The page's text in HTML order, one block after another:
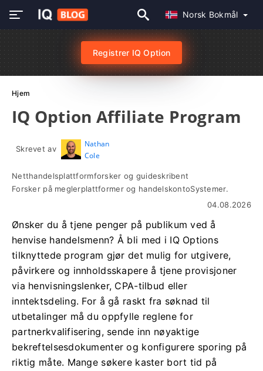
Norsk Bokmål
Registrer IQ Option
Hjem
IQ Option Affiliate Program
Skrevet av
Nathan
Cole
Netthandelsplattformforsker og guideskribent
Forsker på meglerplattformer og handelskontoSystemer.
04.08.2026
Ønsker du å tjene penger på publikum ved å
henvise handelsmenn? Å bli med i IQ Options
tilknyttede program gjør det mulig for utgivere,
påvirkere og innholdsskapere å tjene provisjoner
via henvisningslenker, CPA-tilbud eller
inntektsdeling. For å gå raskt fra søknad til
utbetalinger må du oppfylle reglene for
partnerkvalifisering, sende inn nøyaktige
bekreftelsesdokumenter og konfigurere sporing på
riktig måte. Mange søkere kaster bort tid på